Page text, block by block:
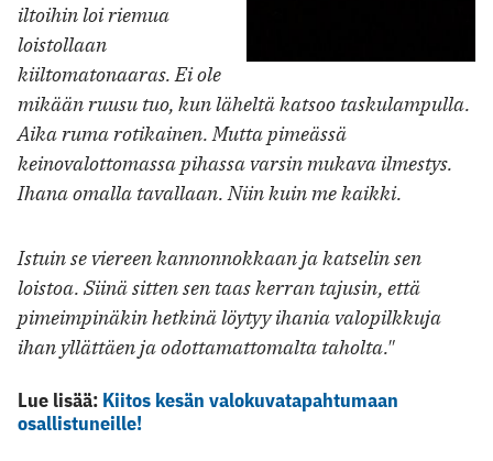
iltoihin loi riemua
loistollaan
kiiltomatonaaras. Ei ole
mikään ruusu tuo, kun läheltä katsoo taskulampulla.
Aika ruma rotikainen. Mutta pimeässä
keinovalottomassa pihassa varsin mukava ilmestys.
Ihana omalla tavallaan. Niin kuin me kaikki.
Istuin se viereen kannonnokkaan ja katselin sen
loistoa. Siinä sitten sen taas kerran tajusin, että
pimeimpinäkin hetkinä löytyy ihania valopilkkuja
ihan yllättäen ja odottamattomalta taholta."
Lue lisää: Kiitos kesän valokuvatapahtumaan
osallistuneille!